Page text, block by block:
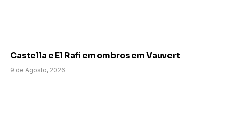
Castella e El Rafi em ombros em Vauvert
9 de Agosto, 2026